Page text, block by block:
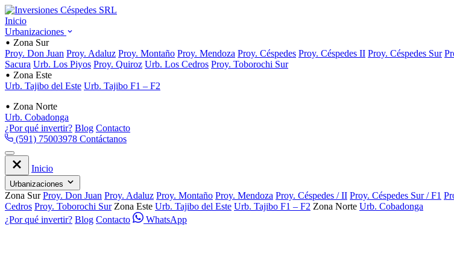
Inicio
Urbanizaciones
Zona Sur
Proy. Don Juan Proy. Adaluz Proy. Montaño Proy. Mendoza Proy. Céspedes Proy. Céspedes II Proy. Céspedes Sur
Sacura Urb. Los Piyos Proy. Quiroz Urb. Los Cedros Proy. Toborochi Sur
Zona Este
Urb. Tajibo del Este Urb. Tajibo F1 – F2
Zona Norte
Urb. Cobadonga
¿Por qué invertir? Blog Contacto
(591) 75003978 Contáctanos
Inicio
Urbanizaciones
Zona Sur Proy. Don Juan Proy. Adaluz Proy. Montaño Proy. Mendoza Proy. Céspedes / II Proy. Céspedes Sur / F1
Cedros Proy. Toborochi Sur Zona Este Urb. Tajibo del Este Urb. Tajibo F1 – F2 Zona Norte Urb. Cobadonga
¿Por qué invertir? Blog Contacto WhatsApp